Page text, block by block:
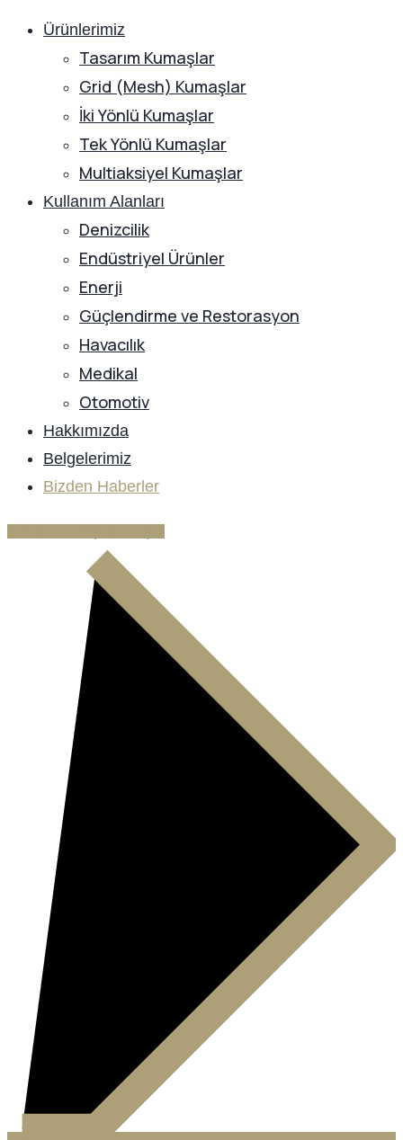
Ürünlerimiz
Tasarım Kumaşlar
Grid (Mesh) Kumaşlar
İki Yönlü Kumaşlar
Tek Yönlü Kumaşlar
Multiaksiyel Kumaşlar
Kullanım Alanları
Denizcilik
Endüstriyel Ürünler
Enerji
Güçlendirme ve Restorasyon
Havacılık
Medikal
Otomotiv
Hakkımızda
Belgelerimiz
Bizden Haberler